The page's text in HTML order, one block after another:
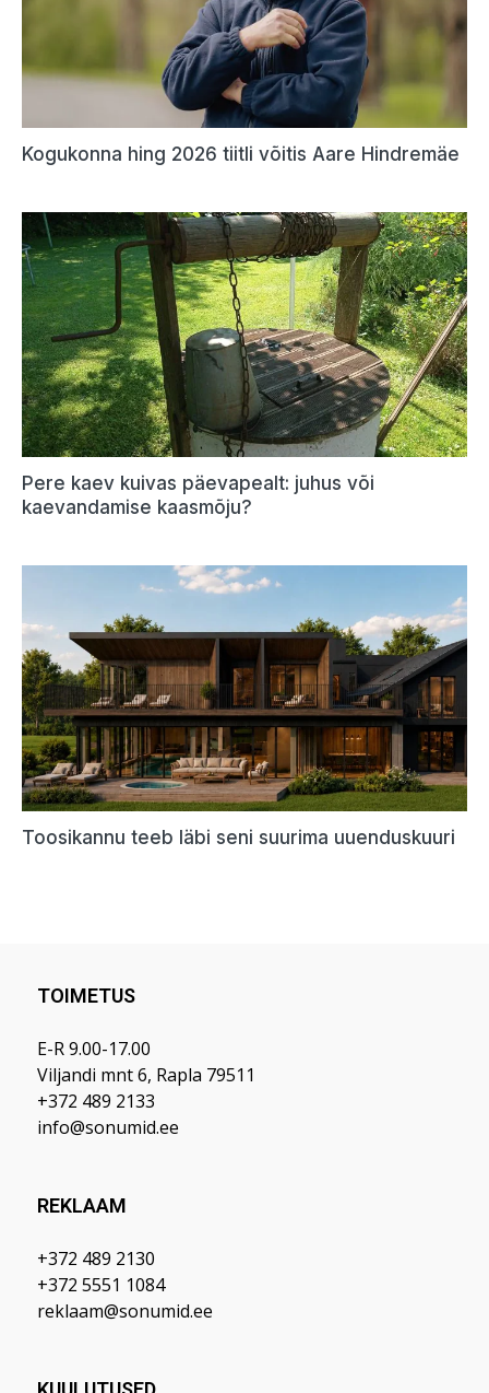
TOIMETUS
E-R 9.00-17.00
Viljandi mnt 6, Rapla 79511
+372 489 2133
info@sonumid.ee
REKLAAM
+372 489 2130
+372 5551 1084
reklaam@sonumid.ee